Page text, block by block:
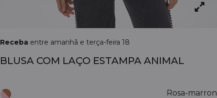
Receba entre amanhã e terça-feira 18
BLUSA COM LAÇO ESTAMPA ANIMAL
Rosa-marron